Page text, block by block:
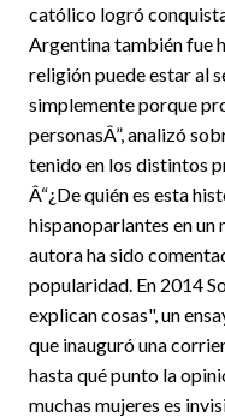
católico logró
Argentina también fue
religión puede estar al
simplemente porque
personasÂ”, analizó
tenido en los distintos
Â“¿De quién es esta
hispanoparlantes en un
autora ha sido
popularidad. En 2014
explican cosas", un
que inauguró una
hasta qué punto la
muchas mujeres es